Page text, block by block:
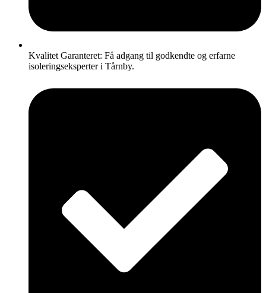
Kvalitet Garanteret: Få adgang til godkendte og erfarne
isoleringseksperter i Tårnby.